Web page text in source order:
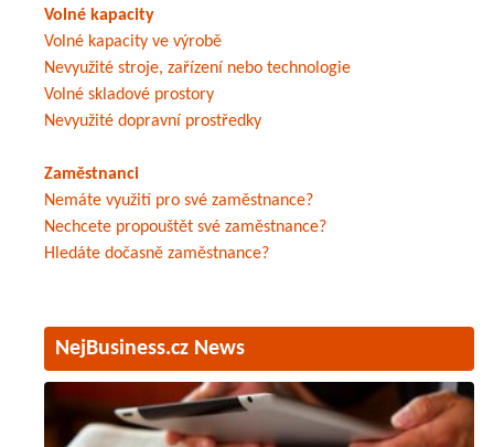
Volné kapacity
Volné kapacity ve výrobě
Nevyužité stroje, zařízení nebo technologie
Volné skladové prostory
Nevyužité dopravní prostředky
Zaměstnanci
Nemáte využití pro své zaměstnance?
Nechcete propouštět své zaměstnance?
Hledáte dočasně zaměstnance?
NejBusiness.cz News